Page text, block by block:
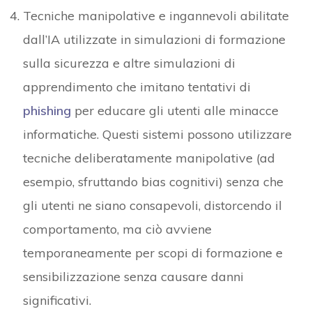
Tecniche manipolative e ingannevoli abilitate
dall’IA utilizzate in simulazioni di formazione
sulla sicurezza e altre simulazioni di
apprendimento che imitano tentativi di
phishing per educare gli utenti alle minacce
informatiche. Questi sistemi possono utilizzare
tecniche deliberatamente manipolative (ad
esempio, sfruttando bias cognitivi) senza che
gli utenti ne siano consapevoli, distorcendo il
comportamento, ma ciò avviene
temporaneamente per scopi di formazione e
sensibilizzazione senza causare danni
significativi.